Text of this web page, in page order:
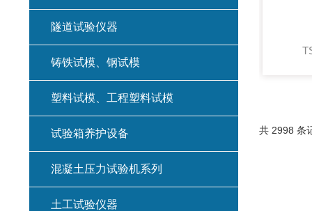
共 2998 条
隧道试验仪器
铸铁试模、钢试模
塑料试模、工程塑料试模
试验箱养护设备
混凝土压力试验机系列
土工试验仪器